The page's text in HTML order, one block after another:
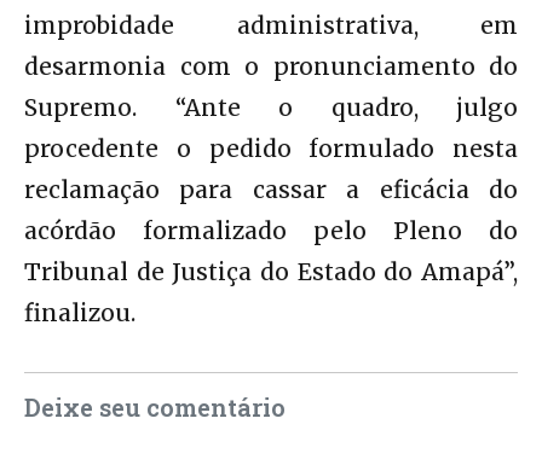
improbidade administrativa, em
desarmonia com o pronunciamento do
Supremo. “Ante o quadro, julgo
procedente o pedido formulado nesta
reclamação para cassar a eficácia do
acórdão formalizado pelo Pleno do
Tribunal de Justiça do Estado do Amapá”,
finalizou.
Deixe seu comentário